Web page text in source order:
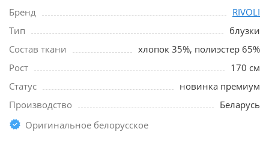
Бренд
RIVOLI
Тип
блузки
Состав ткани
хлопок 35%, полиэстер 65%
Рост
170 см
Статус
новинка премиум
Производство
Беларусь
Оригинальное белорусское